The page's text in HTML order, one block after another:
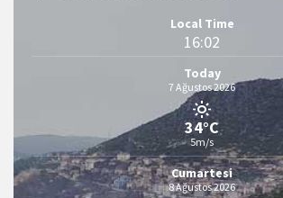
Local Time
16:02
Today
7 Ağustos 2026
34°C
5m/s
Cumartesi
8 Ağustos 2026